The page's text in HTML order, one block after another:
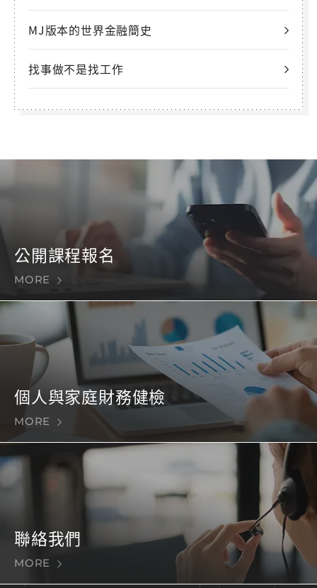
MJ版本的世界金融簡史
找事做不是找工作
公開課程報名
MORE
個人與家庭財務健檢
MORE
聯絡我們
MORE